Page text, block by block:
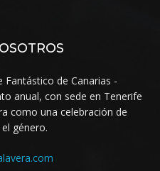
Fantástico de Canarias -
anual, con sede en Tenerife
como una celebración de
género.